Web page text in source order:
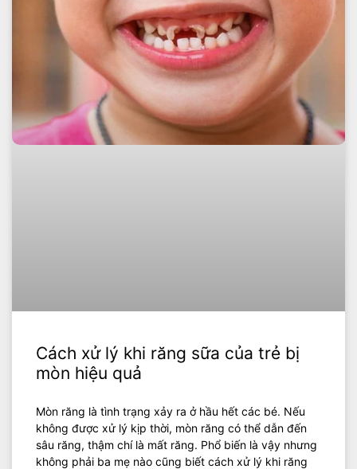
Cách xử lý khi răng sữa của trẻ bị
mòn hiệu quả
Mòn răng là tình trạng xảy ra ở hầu hết các bé. Nếu
không được xử lý kịp thời, mòn răng có thể dẫn đến
sâu răng, thậm chí là mất răng. Phổ biến là vậy nhưng
không phải ba mẹ nào cũng biết cách xử lý khi răng